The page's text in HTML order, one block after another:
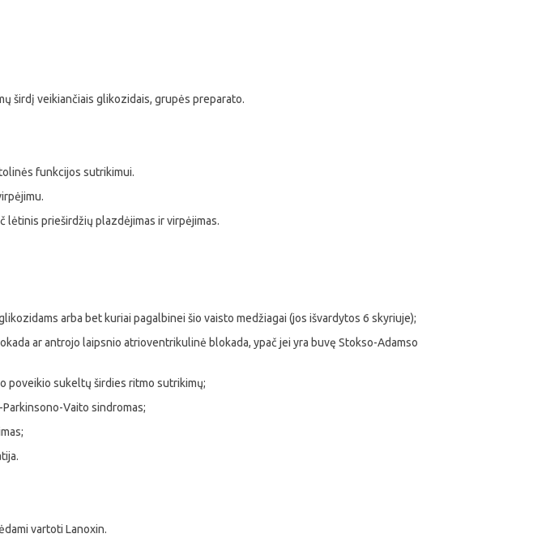
širdį veikiančiais glikozidais, grupės preparato.
funkcijos sutrikimui.
lėtinis prieširdžių plazdėjimas ir virpėjimas.
arba bet kuriai pagalbinei šio vaisto medžiagai (jos išvardytos 6 skyriuje);
ar antrojo laipsnio atrioventrikulinė blokada, ypač jei yra buvę Stokso-Adamso
poveikio sukeltų širdies ritmo sutrikimų;
Vaito sindromas;
vartoti Lanoxin.